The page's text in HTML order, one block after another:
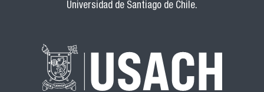
Universidad de Santiago de Chile.